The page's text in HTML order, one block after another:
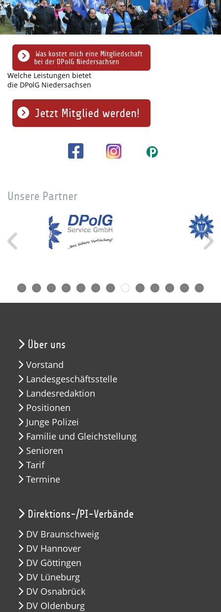
Was kostet mich eine Mitgliedschaft
bei der DPolG Niedersachsen
Welche Leistungen bietet
die DPolG Niedersachsen
Jetzt Mitglied werden!
Unsere Partner
Über uns
Vorstand
Landesgeschäftsstelle
Landesredaktion
Positionen
Junge Polizei
Familie und Gleichstellung
Senioren
Tarif
Termine
Direktions-/PI-Verbände
DV Braunschweig
DV Hannover
DV Göttingen
DV Lüneburg
DV Osnabrück
DV Oldenburg